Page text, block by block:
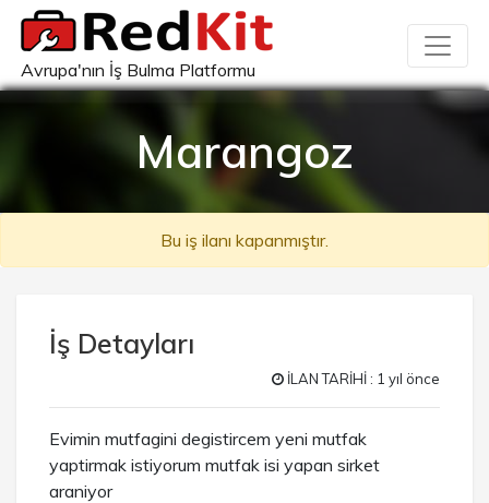
Avrupa'nın İş Bulma Platformu
Marangoz
Bu iş ilanı kapanmıştır.
İş Detayları
İLAN TARİHİ : 1 yıl önce
Evimin mutfagini degistircem yeni mutfak
yaptirmak istiyorum mutfak isi yapan sirket
araniyor